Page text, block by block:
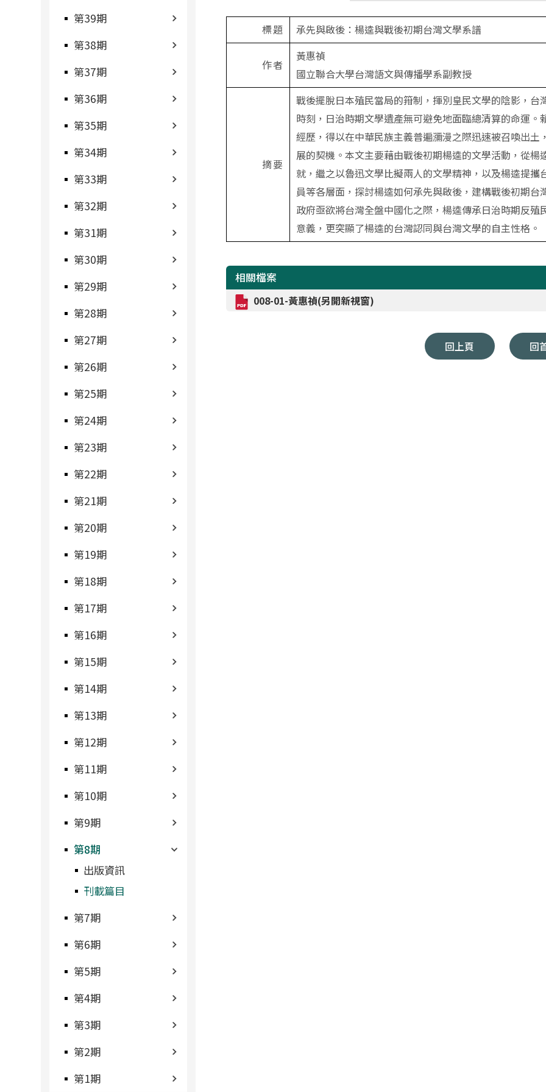
第39期
第38期
第37期
第36期
第35期
第34期
第33期
第32期
第31期
第30期
第29期
第28期
第27期
第26期
第25期
第24期
第23期
第22期
第21期
第20期
第19期
第18期
第17期
第16期
第15期
第14期
第13期
第12期
第11期
第10期
第9期
第8期
出版資訊
刊載篇目
第7期
第6期
第5期
第4期
第3期
第2期
第1期
標題 承先與啟後：楊逵與戰後初期台灣文學系譜
作者
黃惠禎
國立聯合大學台灣語文與傳播學系副教授
摘要
戰後擺脫日本殖民當局的箝制，揮別皇民文學的陰影，
時刻，日治時期文學遺產無可避免地面臨總清算的命運
經歷，得以在中華民族主義普遍瀰漫之際迅速被召喚出
展的契機。本文主要藉由戰後初期楊逵的文學活動，從
就，繼之以魯迅文學比擬兩人的文學精神，以及楊逵提
員等各層面，探討楊逵如何承先與啟後，建構戰後初期
政府亟欲將台灣全盤中國化之際，楊逵傳承日治時期反
意義，更突顯了楊逵的台灣認同與台灣文學的自主性格。
相關檔案
008-01-黃惠禎(另開新視窗)
回上頁 回